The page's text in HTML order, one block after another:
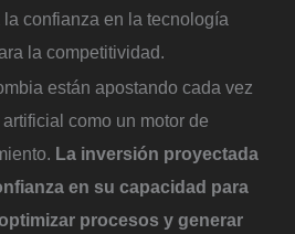
confianza en la tecnología
la competitividad.
están apostando cada vez
como un motor de
La inversión proyectada
en su capacidad para
procesos y generar